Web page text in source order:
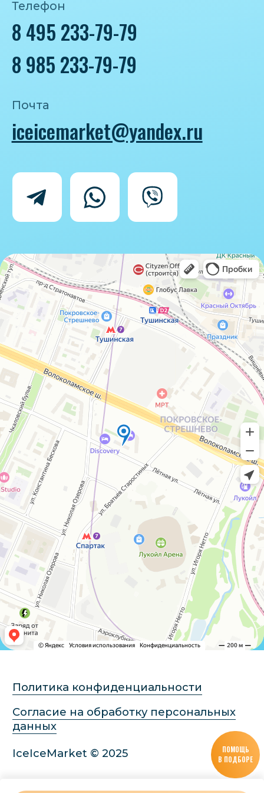
Политика конфиденциальности
Согласие на обработку персональных
данных
ПОМОЩЬ
В ПОДБОРЕ